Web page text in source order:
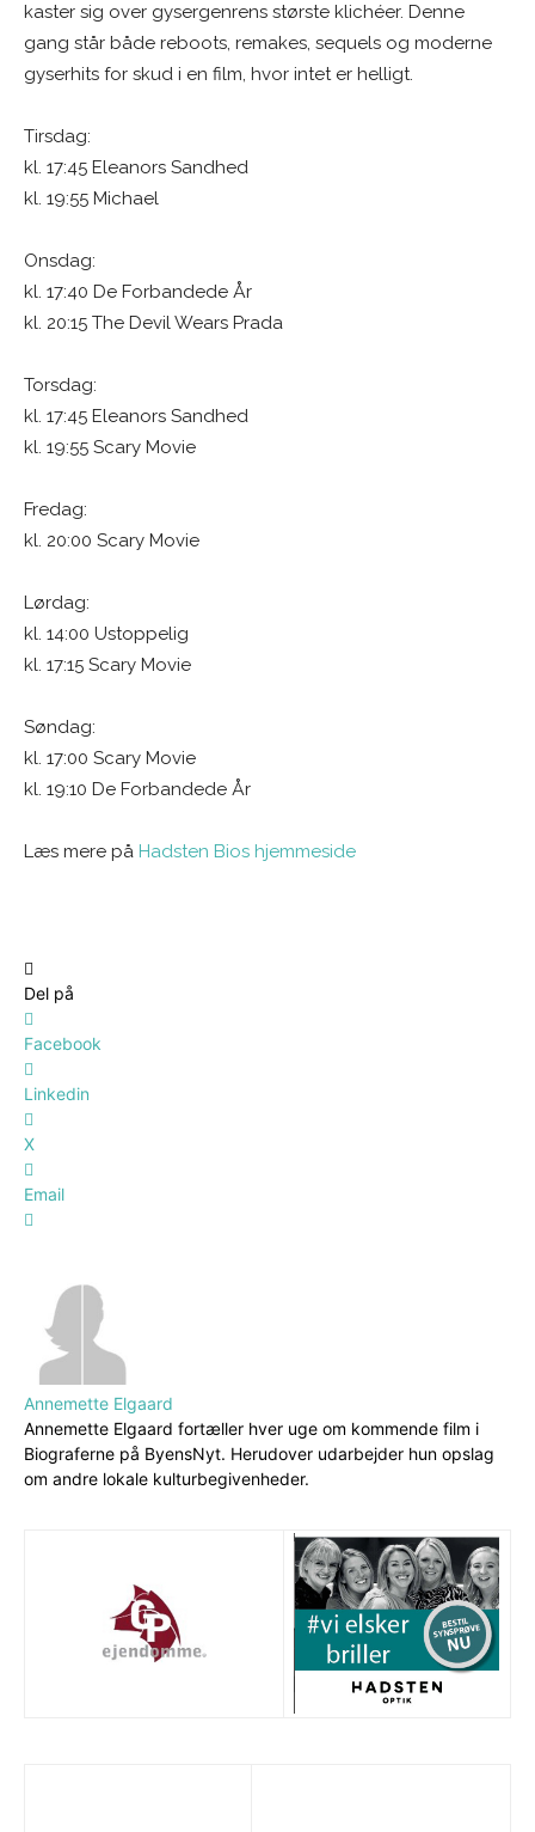
kaster sig over gysergenrens største klichéer. Denne
gang står både reboots, remakes, sequels og moderne
gyserhits for skud i en film, hvor intet er helligt.
Tirsdag:
kl. 17:45 Eleanors Sandhed
kl. 19:55 Michael
Onsdag:
kl. 17:40 De Forbandede År
kl. 20:15 The Devil Wears Prada
Torsdag:
kl. 17:45 Eleanors Sandhed
kl. 19:55 Scary Movie
Fredag:
kl. 20:00 Scary Movie
Lørdag:
kl. 14:00 Ustoppelig
kl. 17:15 Scary Movie
Søndag:
kl. 17:00 Scary Movie
kl. 19:10 De Forbandede År
Læs mere på Hadsten Bios hjemmeside
Del på
Facebook
Linkedin
X
Email
Annemette Elgaard
Annemette Elgaard fortæller hver uge om kommende film i
Biograferne på ByensNyt. Herudover udarbejder hun opslag
om andre lokale kulturbegivenheder.